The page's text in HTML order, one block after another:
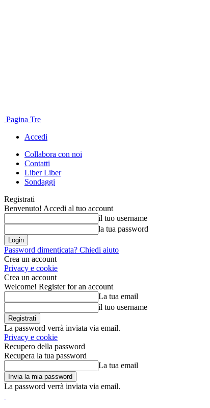
Pagina Tre
Accedi
Collabora con noi
Contatti
Liber Liber
Sondaggi
Registrati
Benvenuto! Accedi al tuo account
il tuo username
la tua password
Password dimenticata? Chiedi aiuto
Crea un account
Privacy e cookie
Crea un account
Welcome! Register for an account
La tua email
il tuo username
La password verrà inviata via email.
Privacy e cookie
Recupero della password
Recupera la tua password
La tua email
La password verrà inviata via email.